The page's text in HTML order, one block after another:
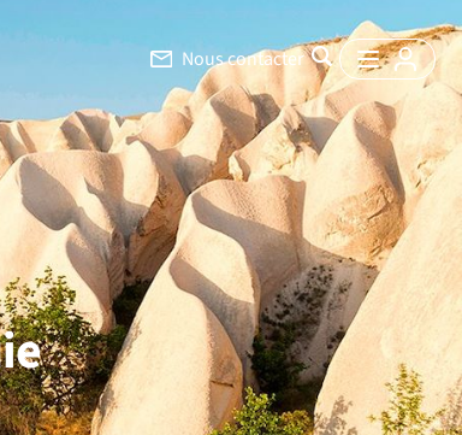
Nous contacter